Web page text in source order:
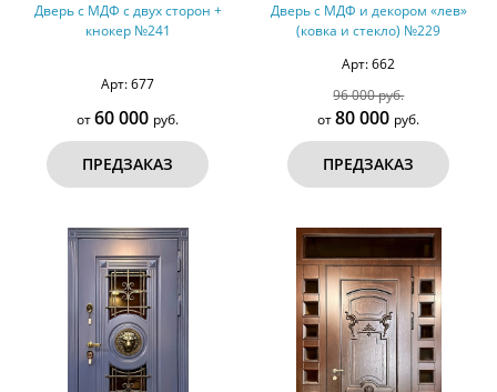
Дверь с МДФ с двух сторон +
кнокер №241
Арт: 677
от60 000 руб.
ПРЕДЗАКАЗ
Дверь с МДФ и декором «лев»
(ковка и стекло) №229
Арт: 662
96 000 руб.
от80 000 руб.
ПРЕДЗАКАЗ